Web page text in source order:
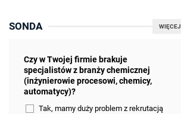
WIĘCEJ
SONDA
Czy w Twojej firmie brakuje
specjalistów z branży chemicznej
(inżynierowie procesowi, chemicy,
automatycy)?
Tak, mamy duży problem z rekrutacją